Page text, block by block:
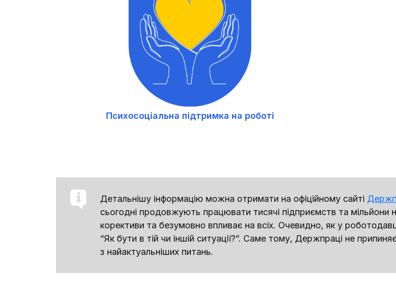
Психосоціальна підтримка на роботі
Детальнішу інформацію можна отримати на офіційному сайті
сьогодні продовжують працювати тисячі підприємств та мільйони
корективи та безумовно впливає на всіх. Очевидно, як у
“Як бути в тій чи іншій ситуації?”. Саме тому, Держпраці не
з найактуальніших питань.